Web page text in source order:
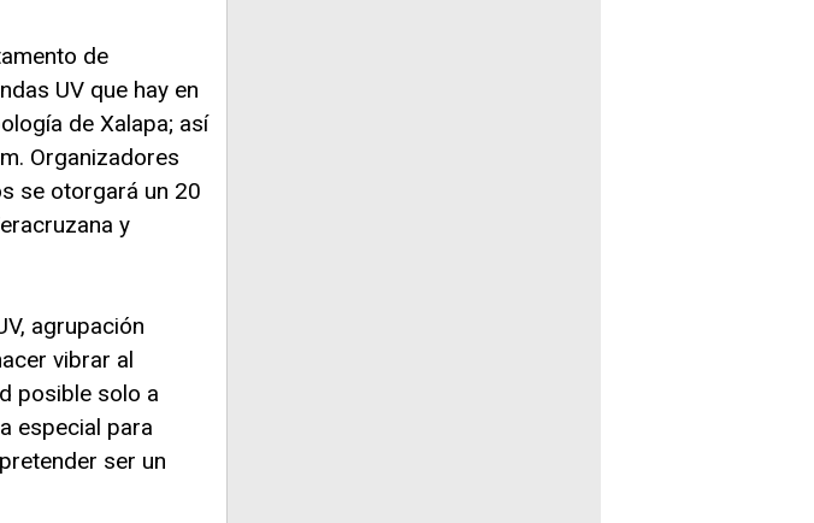
de
UV que hay en
de Xalapa; así
Organizadores
se otorgará un 20
y
agrupación
vibrar al
posible solo a
especial para
ser un